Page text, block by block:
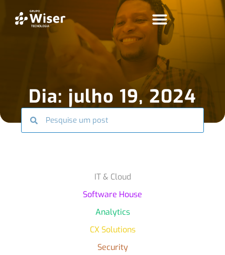
Dia: julho 19, 2024
IT & Cloud
Software House
Analytics
CX Solutions
Security